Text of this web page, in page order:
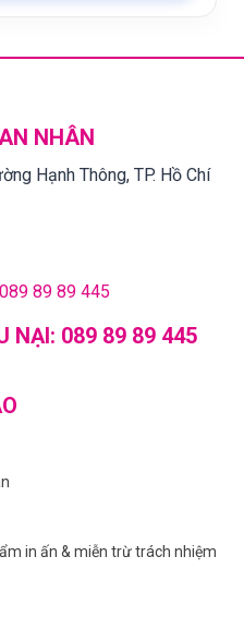
NHÂN
Hạnh Thông, TP. Hồ Chí
89 89 445
NẠI: 089 89 89 445
in ấn & miễn trừ trách nhiệm